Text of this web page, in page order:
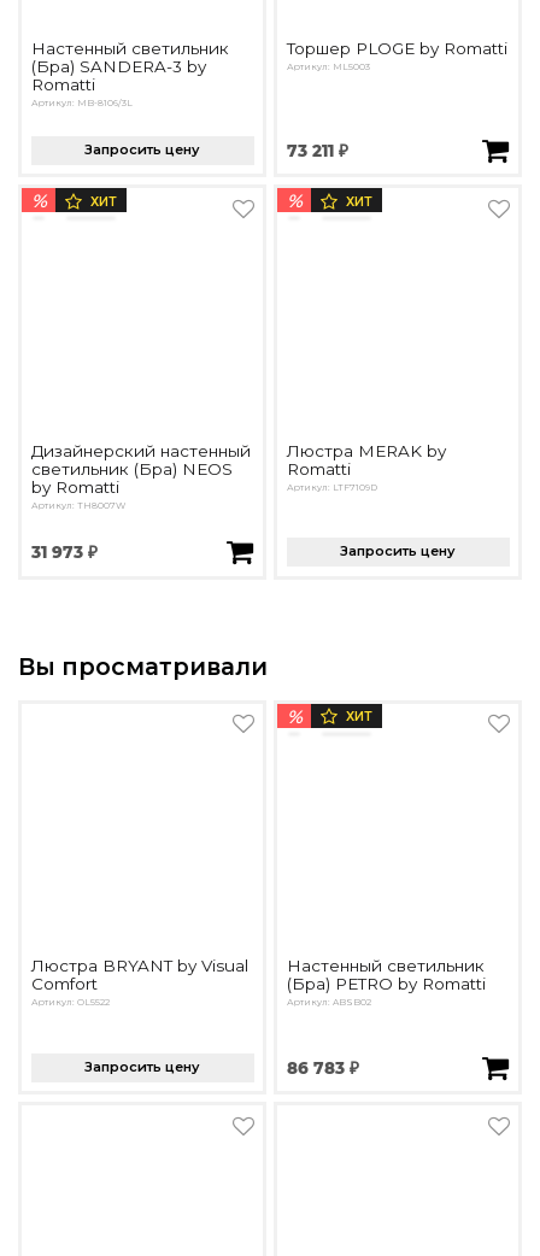
Настенный светильник
(Бра) SANDERA-3 by
Romatti
Артикул: MB-8106/3L
Запросить цену
Торшер PLOGE by Romatti
Артикул: ML5003
73 211 ₽
% ХИТ
Дизайнерский настенный
светильник (Бра) NEOS
by Romatti
Артикул: TH8007W
31 973 ₽
% ХИТ
Люстра MERAK by
Romatti
Артикул: LTF7109D
Запросить цену
Вы просматривали
Люстра BRYANT by Visual
Comfort
Артикул: OL5522
Запросить цену
% ХИТ
Настенный светильник
(Бра) PETRO by Romatti
Артикул: ABSB02
86 783 ₽